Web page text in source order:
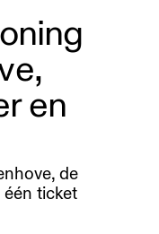
en
de
ticket